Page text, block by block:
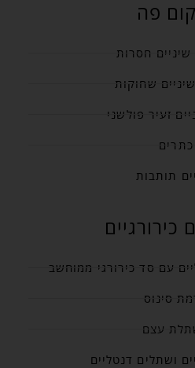
פה
חסרות
שחוקות
זעיר פולשני
כתרים
תותבות
כירורגיים
עם סד כירורגי ממוחשב
סינוס
עצם
ושתלים דנטליים